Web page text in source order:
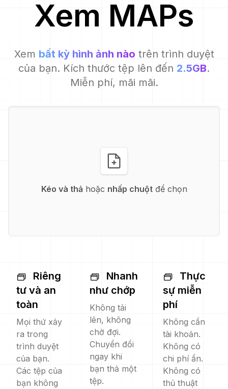
Xem MAPs
Xem bất kỳ hình ảnh nào trên trình duyệt
của bạn. Kích thước tệp lên đến 2.5GB.
Miễn phí, mãi mãi.
Kéo và thả hoặc nhấp chuộtđể chọn
Riêng
tư và an
toàn
Mọi thứ xảy
ra trong
trình duyệt
của bạn.
Các tệp của
bạn không
Nhanh
như chớp
Không tải
lên, không
chờ đợi.
Chuyển đổi
ngay khi
bạn thả một
tệp.
Thực
sự miễn
phí
Không cần
tài khoản.
Không có
chi phí ẩn.
Không có
thủ thuật